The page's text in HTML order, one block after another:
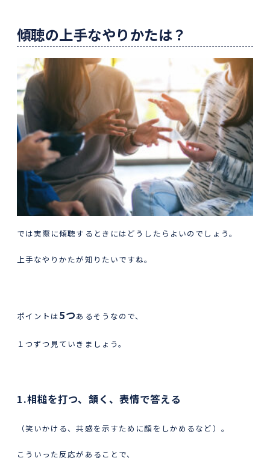
傾聴の上手なやりかたは？
では実際に傾聴するときにはどうしたらよいのでしょう。
上手なやりかたが知りたいですね。
ポイントは5つあるそうなので、
１つずつ見ていきましょう。
1.相槌を打つ、頷く、表情で答える
（笑いかける、共感を示すために顔をしかめるなど）。
こういった反応があることで、